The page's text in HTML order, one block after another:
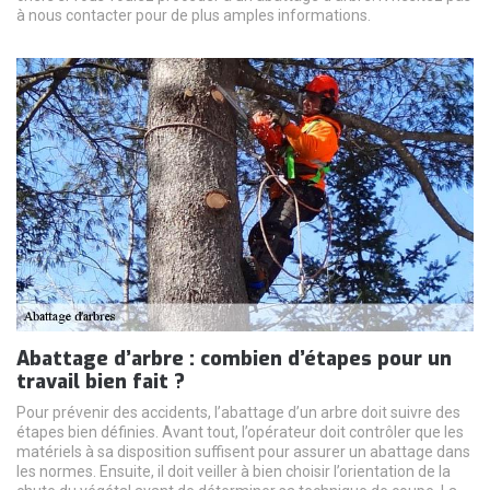
à nous contacter pour de plus amples informations.
Abattage d’arbre : combien d’étapes pour un
travail bien fait ?
Pour prévenir des accidents, l’abattage d’un arbre doit suivre des
étapes bien définies. Avant tout, l’opérateur doit contrôler que les
matériels à sa disposition suffisent pour assurer un abattage dans
les normes. Ensuite, il doit veiller à bien choisir l’orientation de la